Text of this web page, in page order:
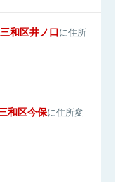
三和区井ノ口に住所
和区今保に住所変